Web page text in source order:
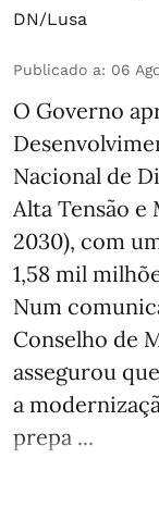
DN/Lusa
Publicado a: 06
O Governo
Nacional de
Alta Tensão e
2030), com
1,58 mil
Num
Conselho de
assegurou
a
prepa ...